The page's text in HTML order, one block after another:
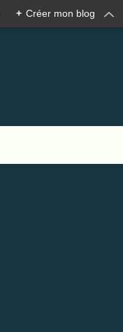
+ Créer mon blog